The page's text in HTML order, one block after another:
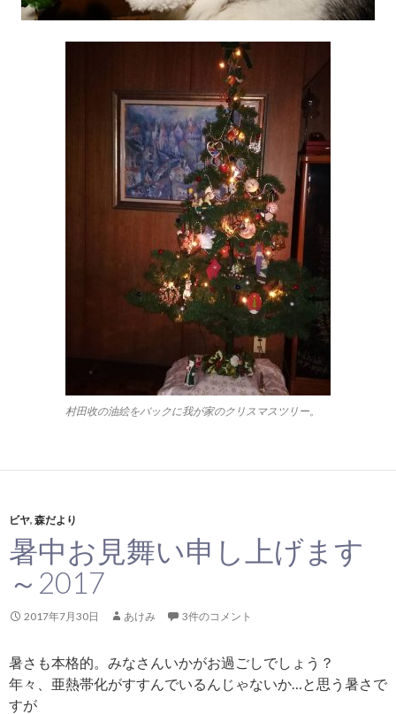
村田收の油絵をバックに我が家のクリスマスツリー。
ビヤ, 森だより
暑中お見舞い申し上げます
～2017
2017年7月30日 あけみ 3件のコメント
暑さも本格的。みなさんいかがお過ごしでしょう？
年々、亜熱帯化がすすんでいるんじゃないか…と思う暑さで
すが